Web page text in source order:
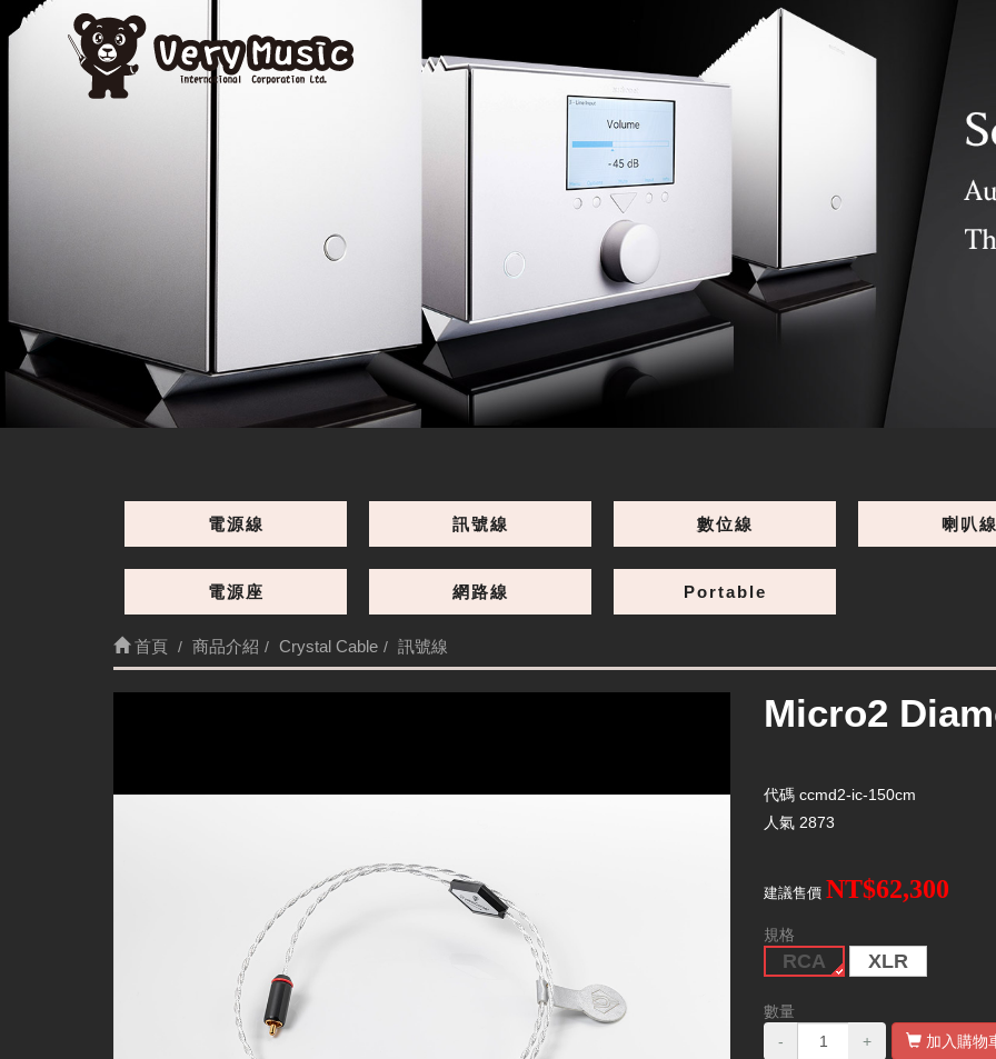
電源線 訊號線 數位線 喇叭線
電源座 網路線 Portable
首頁 商品介紹 Crystal Cable 訊號線
Micro2
代碼 ccmd2-ic-150cm
人氣 2873
建議售價 NT$62,300
規格
RCA XLR
數量
-
+ 加入購物